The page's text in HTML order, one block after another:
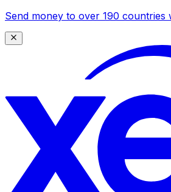
Send money to over 190 countries